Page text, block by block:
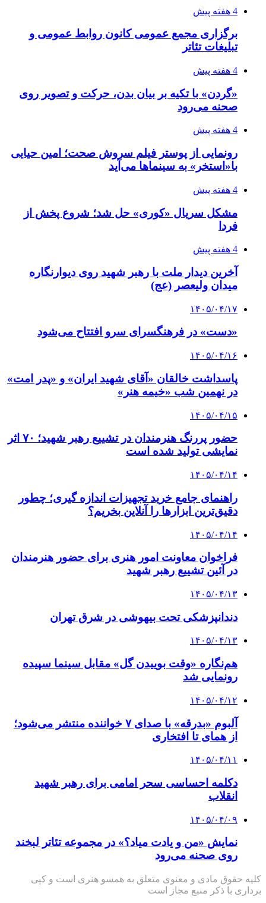
4 هفته پیش
برگزاری مجمع عمومی کانون روابط عمومی و
تبلیغات تئاتر
4 هفته پیش
«گردن» با تکیه بر بیان بدن، حرکت و تصویر روی
صحنه می‌رود
4 هفته پیش
رونمایی از پوستر فیلم سروش صحت؛ امین حیایی
با«استخر» به سینماها می‌آید
4 هفته پیش
مشکل سریال «کوری» حل شد؛ شروع پخش از
فردا
4 هفته پیش
آخرین دیدار ملت با رهبر شهید روی دیوارنگاره
میدان ولیعصر (عج)
۱۴۰۵/۰۴/۱۷
«دست» در فرهنگسرای سرو افتتاح می‌شود
۱۴۰۵/۰۴/۱۶
پاسداشت خالقان «آقای شهید ایران» و «پدر امت»
در نهمین شب «خیمه هنر»
۱۴۰۵/۰۴/۱۵
حضور پررنگ هنرمندان در تشییع رهبر شهید؛ ۷۰ اثر
نمایشی تولید شده است
۱۴۰۵/۰۴/۱۴
راهنمای جامع خرید تجهیزات اندازه گیری؛ چطور
دقیق‌ترین ابزارها را آنلاین بخریم؟
۱۴۰۵/۰۴/۱۴
فراخوان معاونت امور هنری برای حضور هنرمندان
در آئین تشییع رهبر شهید
۱۴۰۵/۰۴/۱۳
دندانپزشکی تحت بیهوشی در شرق تهران
۱۴۰۵/۰۴/۱۳
هم‌نگاره «وقت بوییدن گل» مقابل سینما سپیده
رونمایی شد
۱۴۰۵/۰۴/۱۲
آلبوم «بدرقه» با صدای ۷ خواننده منتشر می‌شود؛
از همای تا افتخاری
۱۴۰۵/۰۴/۱۱
دکلمه‌ احساسی سحر امامی برای رهبر شهید
انقلاب
۱۴۰۵/۰۴/۰۹
نمایش «من و یادت میاد؟» در مجموعه تئاتر لبخند
روی صحنه می‌رود
کلیه حقوق مادی و معنوی متعلق به همسو هنری است و کپی
برداری با ذکر منبع مجاز است